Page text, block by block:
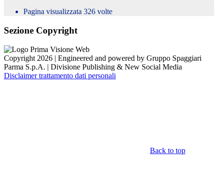
Pagina visualizzata 326 volte
Sezione Copyright
Copyright 2026 | Engineered and powered by Gruppo Spaggiari
Parma S.p.A. | Divisione Publishing & New Social Media
Disclaimer trattamento dati personali
Back to top